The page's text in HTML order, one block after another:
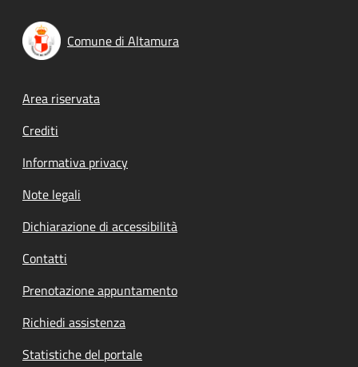
Comune di Altamura
Footer menu
Area riservata
Crediti
Informativa privacy
Note legali
Dichiarazione di accessibilità
Contatti
Prenotazione appuntamento
Richiedi assistenza
Statistiche del portale